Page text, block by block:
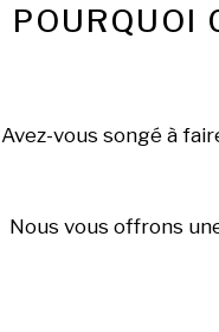
POURQUOI
Avez-vous songé à
Nous vous offrons